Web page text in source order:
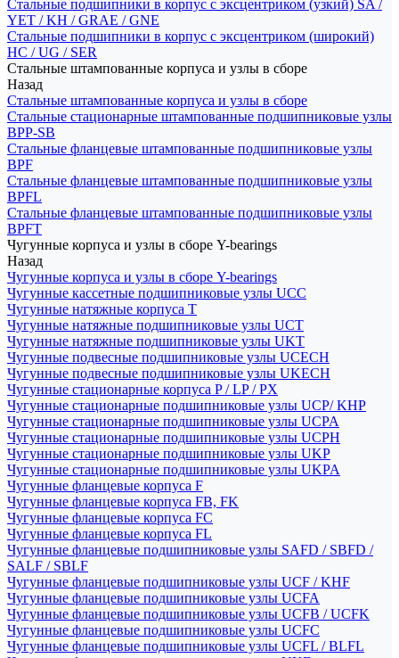
Стальные подшипники в корпус с эксцентриком (узкий) SA /
YET / KH / GRAE / GNE
Стальные подшипники в корпус с эксцентриком (широкий)
HC / UG / SER
Стальные штампованные корпуса и узлы в сборе
Назад
Стальные штампованные корпуса и узлы в сборе
Стальные стационарные штампованные подшипниковые узлы
BPP-SB
Стальные фланцевые штампованные подшипниковые узлы
BPF
Стальные фланцевые штампованные подшипниковые узлы
BPFL
Стальные фланцевые штампованные подшипниковые узлы
BPFT
Чугунные корпуса и узлы в сборе Y-bearings
Назад
Чугунные корпуса и узлы в сборе Y-bearings
Чугунные кассетные подшипниковые узлы UCC
Чугунные натяжные корпуса T
Чугунные натяжные подшипниковые узлы UCT
Чугунные натяжные подшипниковые узлы UKT
Чугунные подвесные подшипниковые узлы UCECH
Чугунные подвесные подшипниковые узлы UKECH
Чугунные стационарные корпуса P / LP / PX
Чугунные стационарные подшипниковые узлы UCP/ KHP
Чугунные стационарные подшипниковые узлы UCPA
Чугунные стационарные подшипниковые узлы UCPH
Чугунные стационарные подшипниковые узлы UKP
Чугунные стационарные подшипниковые узлы UKPA
Чугунные фланцевые корпуса F
Чугунные фланцевые корпуса FB, FK
Чугунные фланцевые корпуса FC
Чугунные фланцевые корпуса FL
Чугунные фланцевые подшипниковые узлы SAFD / SBFD /
SALF / SBLF
Чугунные фланцевые подшипниковые узлы UCF / KHF
Чугунные фланцевые подшипниковые узлы UCFA
Чугунные фланцевые подшипниковые узлы UCFB / UCFK
Чугунные фланцевые подшипниковые узлы UCFC
Чугунные фланцевые подшипниковые узлы UCFL / BLFL